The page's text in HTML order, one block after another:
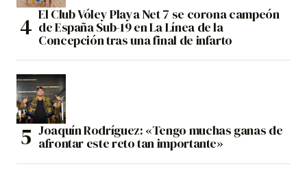
El Club Vóley Playa Net 7 se corona campeón
de España Sub-19 en La Línea de la
Concepción tras una final de infarto
Joaquín Rodríguez: «Tengo muchas ganas de
afrontar este reto tan importante»